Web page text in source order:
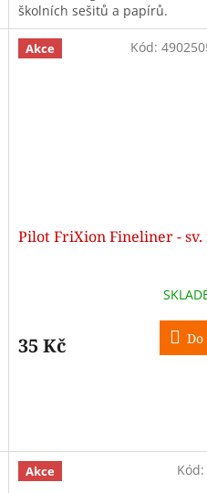
školních sešitů a papírů.
Akce
Pilot FriXion Fineliner -
35 Kč
Kód:
Akce Kód: